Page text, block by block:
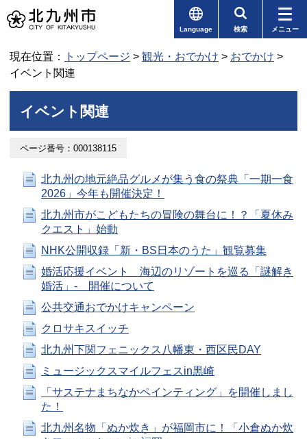
Language 検索 メニュー
現在位置： トップページ > 観光・おでかけ > おでかけ >
イベント関連
イベント関連
ページ番号：000138115
北九州の地元絶品グルメが集う食の祭典「一期一食
2026」今年も開催決定！
北九州市がこどもたちの冒険の舞台に！？「夏休み
クエスト」始動
NHK公開収録「新・BS日本のうた」観覧募集
婚活応援イベント 海辺のリゾートを巡る「謎解き
婚活」‐ 開催について
公共交通おでかけキャンペーン
クロサキスイッチ
北九州下関フェニックス八幡東・西区民DAY
ミュージックスマイルフェスin黒崎
「サステナまちなかペインティング」を開催しまし
た！
北九州名物「ぬか炊き」が福岡市に！「小倉ぬか炊